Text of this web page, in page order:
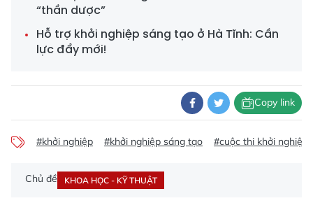
“thần dược”
Hỗ trợ khởi nghiệp sáng tạo ở Hà Tĩnh: Cần
lực đẩy mới!
Copy link
#khởi nghiệp #khởi nghiệp sáng tạo #cuộc thi khởi nghiệp
Chủ đề KHOA HỌC - KỸ THUẬT